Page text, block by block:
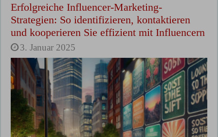
Erfolgreiche Influencer-Marketing-
Strategien: So identifizieren, kontaktieren
und kooperieren Sie effizient mit Influencern
3. Januar 2025